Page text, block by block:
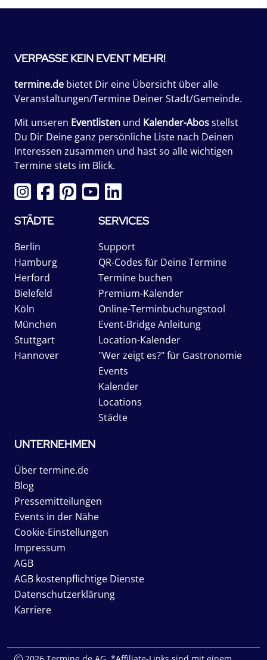
VERPASSE KEIN EVENT MEHR!
termine.de bietet Dir eine Übersicht über alle
Veranstaltungen/Termine Deiner Stadt/Gemeinde.
Mit unseren Eventlisten und Kalender-Abosstellst
Du Dir Deine ganz persönliche Liste nach Deinen
Interessen zusammen und hast so alle wichtigen
Termine stets im Blick.
STÄDTE
Berlin
Hamburg
Herford
Bielefeld
Köln
München
Stuttgart
Hannover
SERVICES
Support
QR-Codes für Deine Termine
Termine buchen
Premium-Kalender
Online-Terminbuchungstool
Event-Bridge Anleitung
Location-Kalender
"Wer zeigt es?" für Gastronomie
Events
Kalender
Locations
Städte
UNTERNEHMEN
Über termine.de
Blog
Pressemitteilungen
Events in der Nähe
Cookie-Einstellungen
Impressum
AGB
AGB kostenpflichtige Dienste
Datenschutzerklärung
Karriere